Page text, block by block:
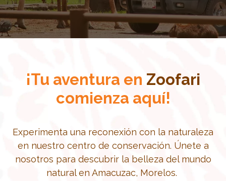
¡Tu aventura en Zoofari
comienza aquí!
Experimenta una reconexión con la naturaleza
en nuestro centro de conservación. Únete a
nosotros para descubrir la belleza del mundo
natural en Amacuzac, Morelos.